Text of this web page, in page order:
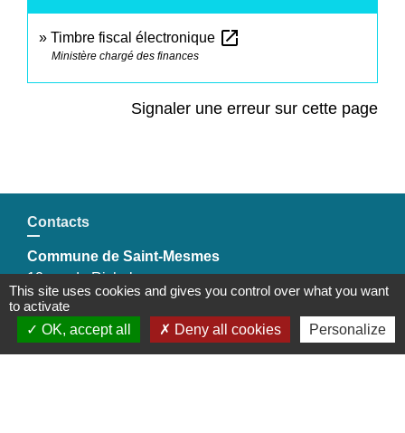
Timbre fiscal électronique open_in_new
Ministère chargé des finances
Signaler une erreur sur cette page
Contacts
Commune de Saint-Mesmes
12 rue de Richebourg
77410 Saint-Mesmes - FRANCE
+33 1 60 26 24 20
This site uses cookies and gives you control over what you want
to activate
OK, accept all
Deny all cookies Personalize